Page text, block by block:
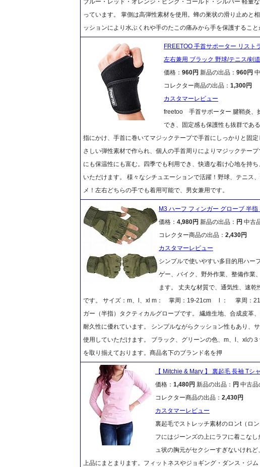
ブルー・レッド・オレンジ・ピンク・ゴールド・シルバー 軽量
っています。 掌側は高弾性素材を使用。蜂の巣状の滑り止めと
ッションにより水ぶくれや手のたこの痛みから手を保護すること
FREETOO 手首サポーター リス
左右兼用 ブラック 野球/テニス/剣
価格： 960円 新品の出品： 960円
コレクター商品の出品： 1,300円
カスタマーレビュー
freetoo 手首サポーター 腱鞘炎、
でき、固定感も保護性も抜群であ
指にかけ、手首に巻いてマジックテープで手首にしっかりと固
さしい弾性素材で作られ、個人の手首周りによりマジックテー
にも保温性にも富む。四季でも利用でき、快適な着け心地を持
いただけます。 様々なシチュエーションで活躍！野球、テニス
メ！左右どちらの手でも着用可能で、男女兼用です。
M3 ハーフ フィンガー グローブ 半
価格： 4,980円 新品の出品： 円 中古
コレクター商品の出品： 2,430円
カスタマーレビュー
シンプルで使いやすい多目的用ハー
ゲー、バイク、野外作業、整備作業
ます。 丈夫な材質で、通気性、速
です。 サイズ：m、l、xl m： 掌周：19-21cm l ： 掌周：
ガー（半指）タクティカルグローブです。 繊維生地、合成皮革
耐久性に優れています。 シンプルながらクッション性もあり、
使用していただけます。 ブラック、グリーンの色、m、l、xlの
を取り揃えております。商品名下のブランド名を押
【 Mitchie & Mary 】 裏起毛 長袖 Tシ
価格： 1,480円 新品の出品： 円 中古品
コレクター商品の出品： 2,430円
カスタマーレビュー
裏起毛でストレッチ素材のロンt（ロ
フにはジーンズの上にラフに着こな
ュ状の胸元がセクシーすぎないけれ
上品にまとまります。フィットネスやジョギング・ダンス・ジ